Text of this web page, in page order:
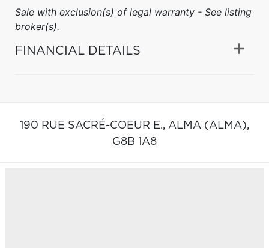
Sale with exclusion(s) of legal warranty - See listing
broker(s).
FINANCIAL DETAILS
190 RUE SACRÉ-COEUR E., ALMA (ALMA),
G8B 1A8